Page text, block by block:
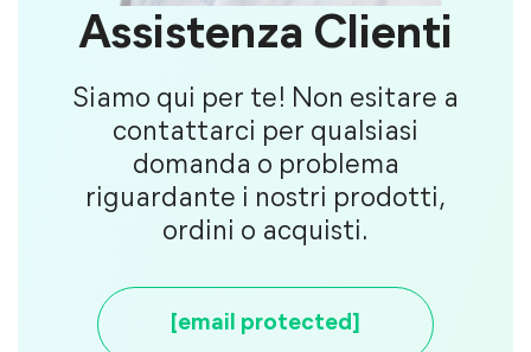
Assistenza Clienti
Siamo qui per te! Non esitare a
contattarci per qualsiasi
domanda o problema
riguardante i nostri prodotti,
ordini o acquisti.
[email protected]